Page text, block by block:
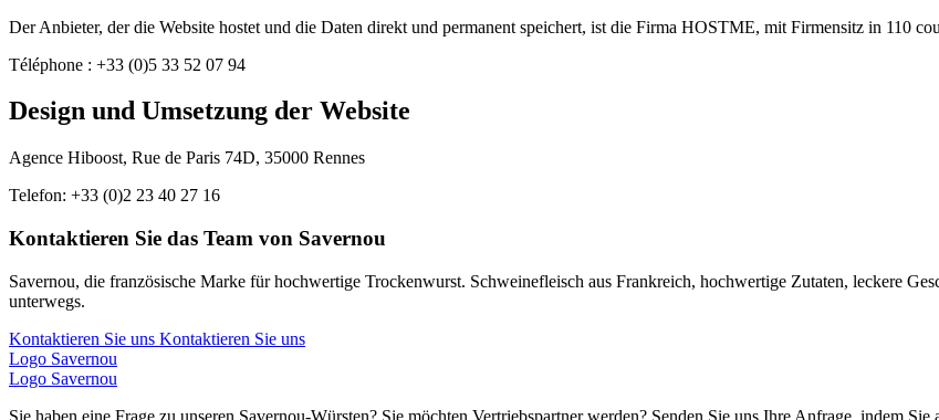
Der Anbieter, der die Website hostet und die Daten direkt und permanent speichert, ist die Firma HOSTME, mit Firmensitz in 110
Téléphone : +33 (0)5 33 52 07 94
Design und Umsetzung der Website
Agence Hiboost, Rue de Paris 74D, 35000 Rennes
Telefon: +33 (0)2 23 40 27 16
Kontaktieren Sie das Team von Savernou
Savernou, die französische Marke für hochwertige Trockenwurst. Schweinefleisch aus Frankreich, hochwertige Zutaten, leckere
unterwegs.
Kontaktieren Sie uns Kontaktieren Sie uns
Logo Savernou
Logo Savernou
Sie haben eine Frage zu unseren Savernou-Würsten? Sie möchten Vertriebspartner werden? Senden Sie uns Ihre Anfrage, indem